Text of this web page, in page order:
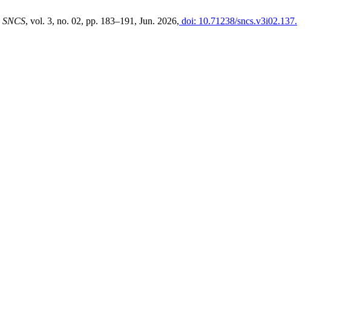
SNCS, vol. 3, no. 02, pp. 183–191, Jun. 2026, doi: 10.71238/sncs.v3i02.137.